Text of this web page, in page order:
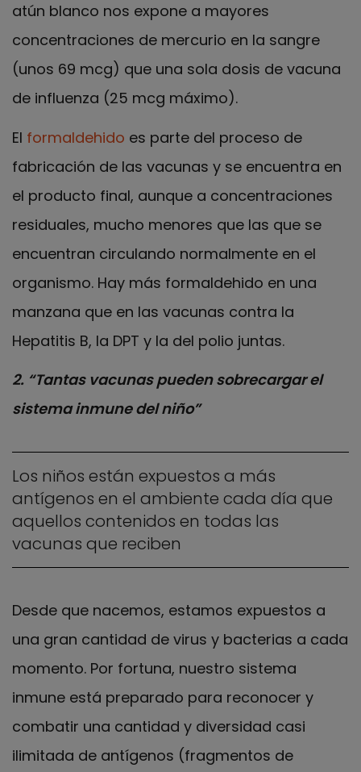
atún blanco nos expone a mayores
concentraciones de mercurio en la sangre
(unos 69 mcg) que una sola dosis de vacuna
de influenza (25 mcg máximo).
El formaldehido es parte del proceso de
fabricación de las vacunas y se encuentra en
el producto final, aunque a concentraciones
residuales, mucho menores que las que se
encuentran circulando normalmente en el
organismo. Hay más formaldehido en una
manzana que en las vacunas contra la
Hepatitis B, la DPT y la del polio juntas.
2. “Tantas vacunas pueden sobrecargar el
sistema inmune del niño”
Los niños están expuestos a más
antígenos en el ambiente cada día que
aquellos contenidos en todas las
vacunas que reciben
Desde que nacemos, estamos expuestos a
una gran cantidad de virus y bacterias a cada
momento. Por fortuna, nuestro sistema
inmune está preparado para reconocer y
combatir una cantidad y diversidad casi
ilimitada de antígenos (fragmentos de